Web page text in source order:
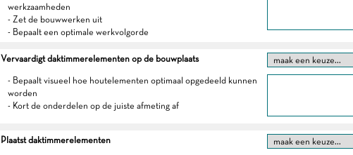
werkzaamheden
- Zet de bouwwerken uit
- Bepaalt een optimale werkvolgorde
Vervaardigt daktimmerelementen op de bouwplaats
- Bepaalt visueel hoe houtelementen optimaal opgedeeld kunnen
worden
- Kort de onderdelen op de juiste afmeting af
Plaatst daktimmerelementen